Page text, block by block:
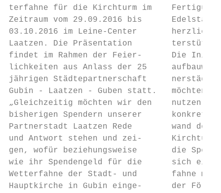
terfahne für die Kirchturm im    Fertigung
Zeitraum vom 29.09.2016 bis      Edelstahl
03.10.2016 im Leine-Center
Laatzen. Die Präsentation
findet im Rahmen der Feier-      Die
lichkeiten aus Anlass der 25
jährigen Städtepartnerschaft     nerstädten
Gubin - Laatzen - Guben statt.   möchten
„Gleichzeitig möchten wir den    nutzen, um
bisherigen Spendern unserer      konkret
Partnerstadt Laatzen Rede        wand der
und Antwort stehen und zei-      Kirchturm
gen, wofür beziehungsweise       die
wie ihr Spendengeld für die      sich ein
Wetterfahne der Stadt- und       fahne
Hauptkirche in Gubin einge-      der